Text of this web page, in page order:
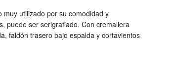
muy utilizado por su comodidad y
puede ser serigrafiado. Con cremallera
faldón trasero bajo espalda y cortavientos